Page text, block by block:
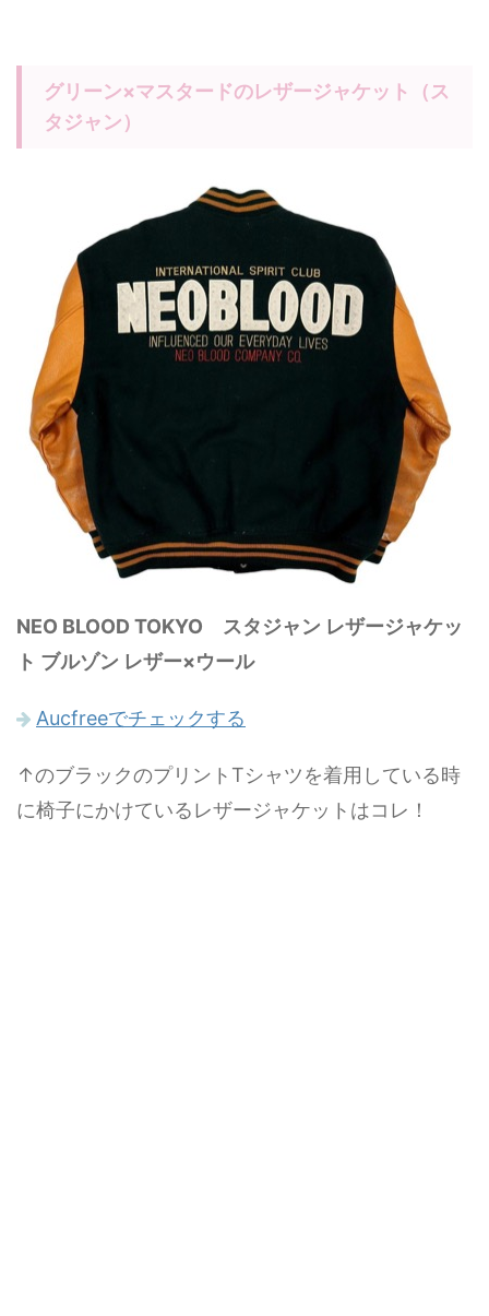
グリーン×マスタードのレザージャケット（ス
タジャン）
NEO BLOOD TOKYO スタジャン レザージャケッ
ト ブルゾン レザー×ウール
Aucfreeでチェックする
↑のブラックのプリントTシャツを着用している時
に椅子にかけているレザージャケットはコレ！